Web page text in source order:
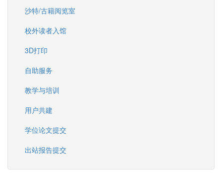
沙特/古籍阅览室
校外读者入馆
3D打印
自助服务
教学与培训
用户共建
学位论文提交
出站报告提交